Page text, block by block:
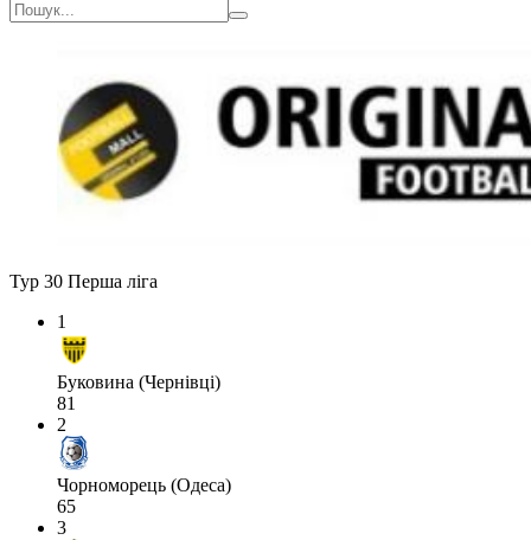
Тур 30 Перша ліга
1
Буковина (Чернівці)
81
2
Чорноморець (Одеса)
65
3